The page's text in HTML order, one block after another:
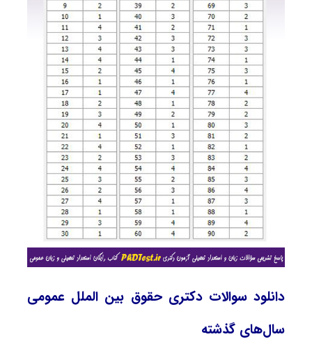
دانلود سوالات دکتری حقوق بین ‌الملل عمومی
سال‌های گذشته